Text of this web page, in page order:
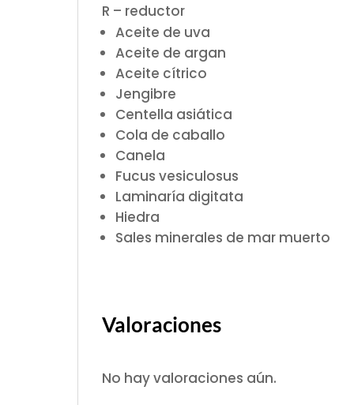
R – reductor
Aceite de uva
Aceite de argan
Aceite cítrico
Jengibre
Centella asiática
Cola de caballo
Canela
Fucus vesiculosus
Laminaría digitata
Hiedra
Sales minerales de mar muerto
Valoraciones
No hay valoraciones aún.